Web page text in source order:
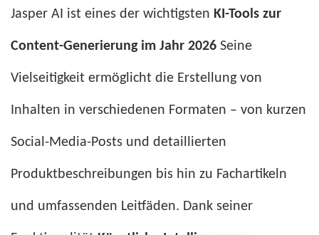
Jasper AI ist eines der wichtigsten KI-Tools zur
Content-Generierung im Jahr 2026 Seine
Vielseitigkeit ermöglicht die Erstellung von
Inhalten in verschiedenen Formaten – von kurzen
Social-Media-Posts und detaillierten
Produktbeschreibungen bis hin zu Fachartikeln
und umfassenden Leitfäden. Dank seiner